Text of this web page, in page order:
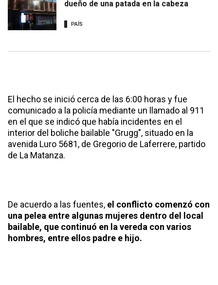
dueño de una patada en la cabeza
PAÍS
El hecho se inició cerca de las 6:00 horas y fue
comunicado a la policía mediante un llamado al 911
en el que se indicó que había incidentes en el
interior del boliche bailable "Grugg", situado en la
avenida Luro 5681, de Gregorio de Laferrere, partido
de La Matanza.
De acuerdo a las fuentes, el conflicto comenzó con
una pelea entre algunas mujeres dentro del local
bailable, que continuó en la vereda con varios
hombres, entre ellos padre e hijo.